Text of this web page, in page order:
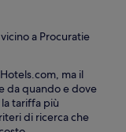
a Procuratie
ma il
da quando e dove
tariffa più
di ricerca che